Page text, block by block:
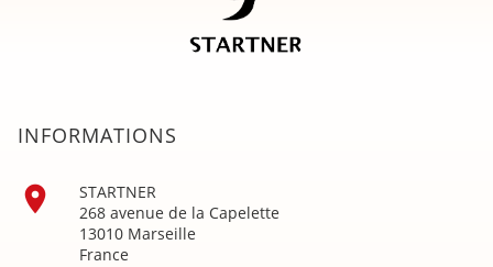
INFORMATIONS

STARTNER
268 avenue de la Capelette
13010 Marseille
France